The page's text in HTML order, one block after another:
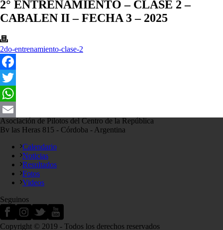
2° ENTRENAMIENTO – CLASE 2 –
CABALEN II – FECHA 3 – 2025
2do-entrenamiento-clase-2
Facebook
Twitter
WhatsApp
Email
Asociación de Pilotos del Centro de la República
Bv las Heras 815 - Córdoba - Argentina
Calendario
Noticias
Resultados
Fotos
Videos
Seguinos
Copyright © 2019 - Todos los derechos reservados